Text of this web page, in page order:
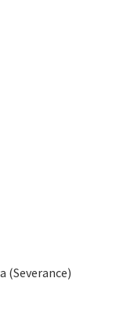
(Severance)